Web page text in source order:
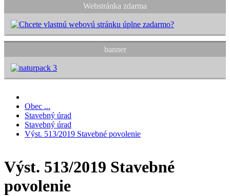
Webstránka zdarma
banner
Obec ...
Stavebný úrad
Stavebný úrad
Výst. 513/2019 Stavebné povolenie
Výst. 513/2019 Stavebné
povolenie